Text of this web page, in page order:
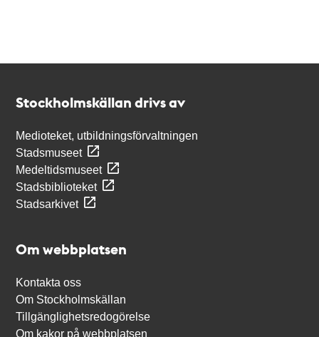
Stockholmskällan drivs av
Medioteket, utbildningsförvaltningen
Stadsmuseet
Medeltidsmuseet
Stadsbiblioteket
Stadsarkivet
Om webbplatsen
Kontakta oss
Om Stockholmskällan
Tillgänglighetsredogörelse
Om kakor på webbplatsen